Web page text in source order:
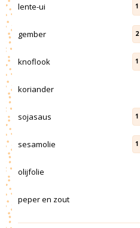
lente-ui 1
gember 2
knoflook 1
koriander
sojasaus 1
sesamolie 1
olijfolie
peper en zout